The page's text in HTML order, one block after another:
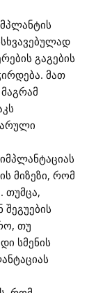
გაგების
მათ
მიზეზი, რომ
თუ
სმენის